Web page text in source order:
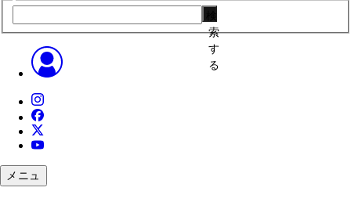
索
す
る
メニュ